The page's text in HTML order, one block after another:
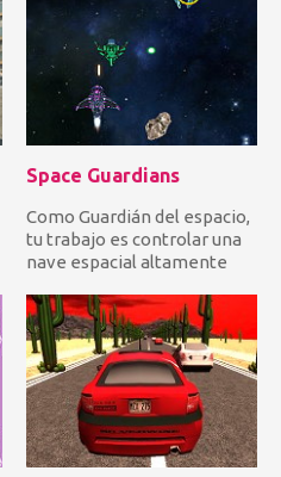
Space Guardians
Como Guardián del espacio,
tu trabajo es controlar una
nave espacial altamente